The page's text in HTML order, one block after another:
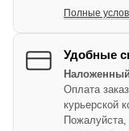
Полные
Удобные
Оплата
курьерской
Пожалуйста,